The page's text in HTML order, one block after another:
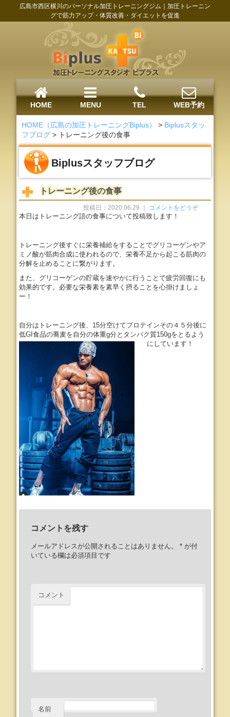
広島市西区横川のパーソナル加圧トレーニングジム｜加圧トレーニン
グで筋力アップ・体質改善・ダイエットを促進
HOME MENU TEL WEB予約
HOME（広島の加圧トレーニングBiplus） > Biplusスタッ
フブログ > トレーニング後の食事
Biplusスタッフブログ
トレーニング後の食事
投稿日：2020.06.29 ｜ コメントをどうぞ
本日はトレーニング語の食事について投稿致します！
トレーニング後すぐに栄養補給をすることでグリコーゲンやア
ミノ酸が筋肉合成に使われるので、栄養不足から起こる筋肉の
分解を止めることに繋がります。
また、グリコーゲンの貯蔵を速やかに行うことで疲労回復にも
効果的です。必要な栄養素を素早く摂ることを心掛けましょ
ー！
自分はトレーニング後、15分空けてプロテインその４５分後に
低GI食品の蕎麦を自分の体重g分とタンパク質150gをとるよう
にしています！
コメントを残す
メールアドレスが公開されることはありません。 *が付
いている欄は必須項目です
コメント
名前